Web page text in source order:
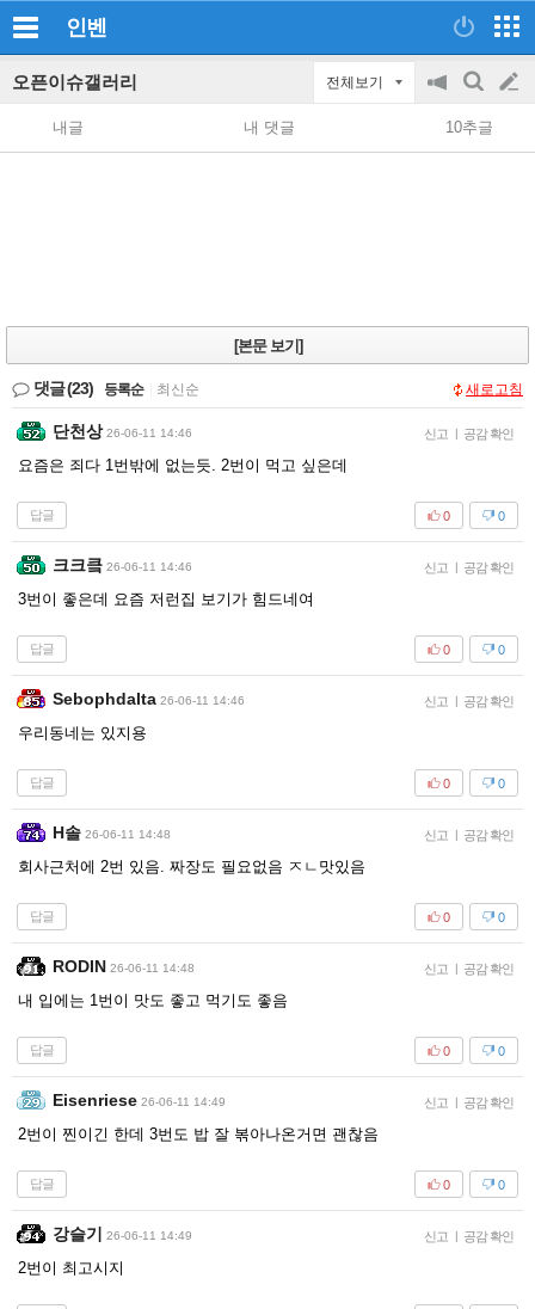
인벤
오픈이슈갤러리 전체보기
공
지
on/off
검
색
글
쓰
내글 내 댓글 10추글
[본문 보기]
댓글(23) 등록순 최신순 새로고침
단천상 26-06-11 14:46 신고 | 공감 확인
요즘은 죄다 1번밖에 없는듯. 2번이 먹고 싶은데
답글 0
0
크크킄 26-06-11 14:46 신고 | 공감 확인
3번이 좋은데 요즘 저런집 보기가 힘드네여
답글 0
0
Sebophdalta 26-06-11 14:46 신고 | 공감 확인
우리동네는 있지용
답글 0
0
H솔 26-06-11 14:48 신고 | 공감 확인
회사근처에 2번 있음. 짜장도 필요없음 ㅈㄴ맛있음
답글 0
0
RODIN 26-06-11 14:48 신고 | 공감 확인
내 입에는 1번이 맛도 좋고 먹기도 좋음
답글 0
0
Eisenriese 26-06-11 14:49 신고 | 공감 확인
2번이 찐이긴 한데 3번도 밥 잘 볶아나온거면 괜찮음
답글 0
0
강슬기 26-06-11 14:49 신고 | 공감 확인
2번이 최고시지